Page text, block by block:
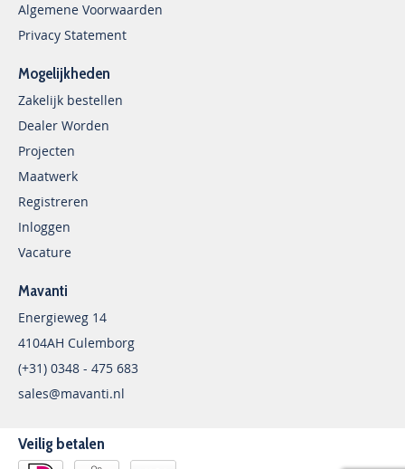
Algemene Voorwaarden
Privacy Statement
Mogelijkheden
Zakelijk bestellen
Dealer Worden
Projecten
Maatwerk
Registreren
Inloggen
Vacature
Mavanti
Energieweg 14
4104AH Culemborg
(+31) 0348 - 475 683
sales@mavanti.nl
Veilig betalen